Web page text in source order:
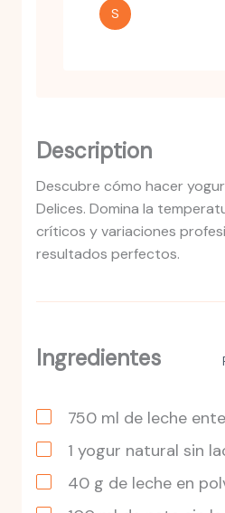
S
Description
Descubre cómo hacer
Delices. Domina la
críticos y variaciones
resultados perfectos.
Ingredientes
750 ml de leche
1 yogur natural sin
40 g de leche en